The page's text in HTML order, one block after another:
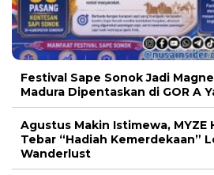
Festival Sape Sonok Jadi
Madura Dipentaskan di GOR A
Agustus Makin Istimewa, MYZE
Tebar “Hadiah Kemerdekaan”
Wanderlust